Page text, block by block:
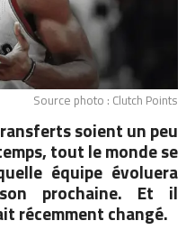
Source photo : Clutch Points
soient un peu
tout le monde se
équipe évoluera
prochaine. Et il
récemment changé.